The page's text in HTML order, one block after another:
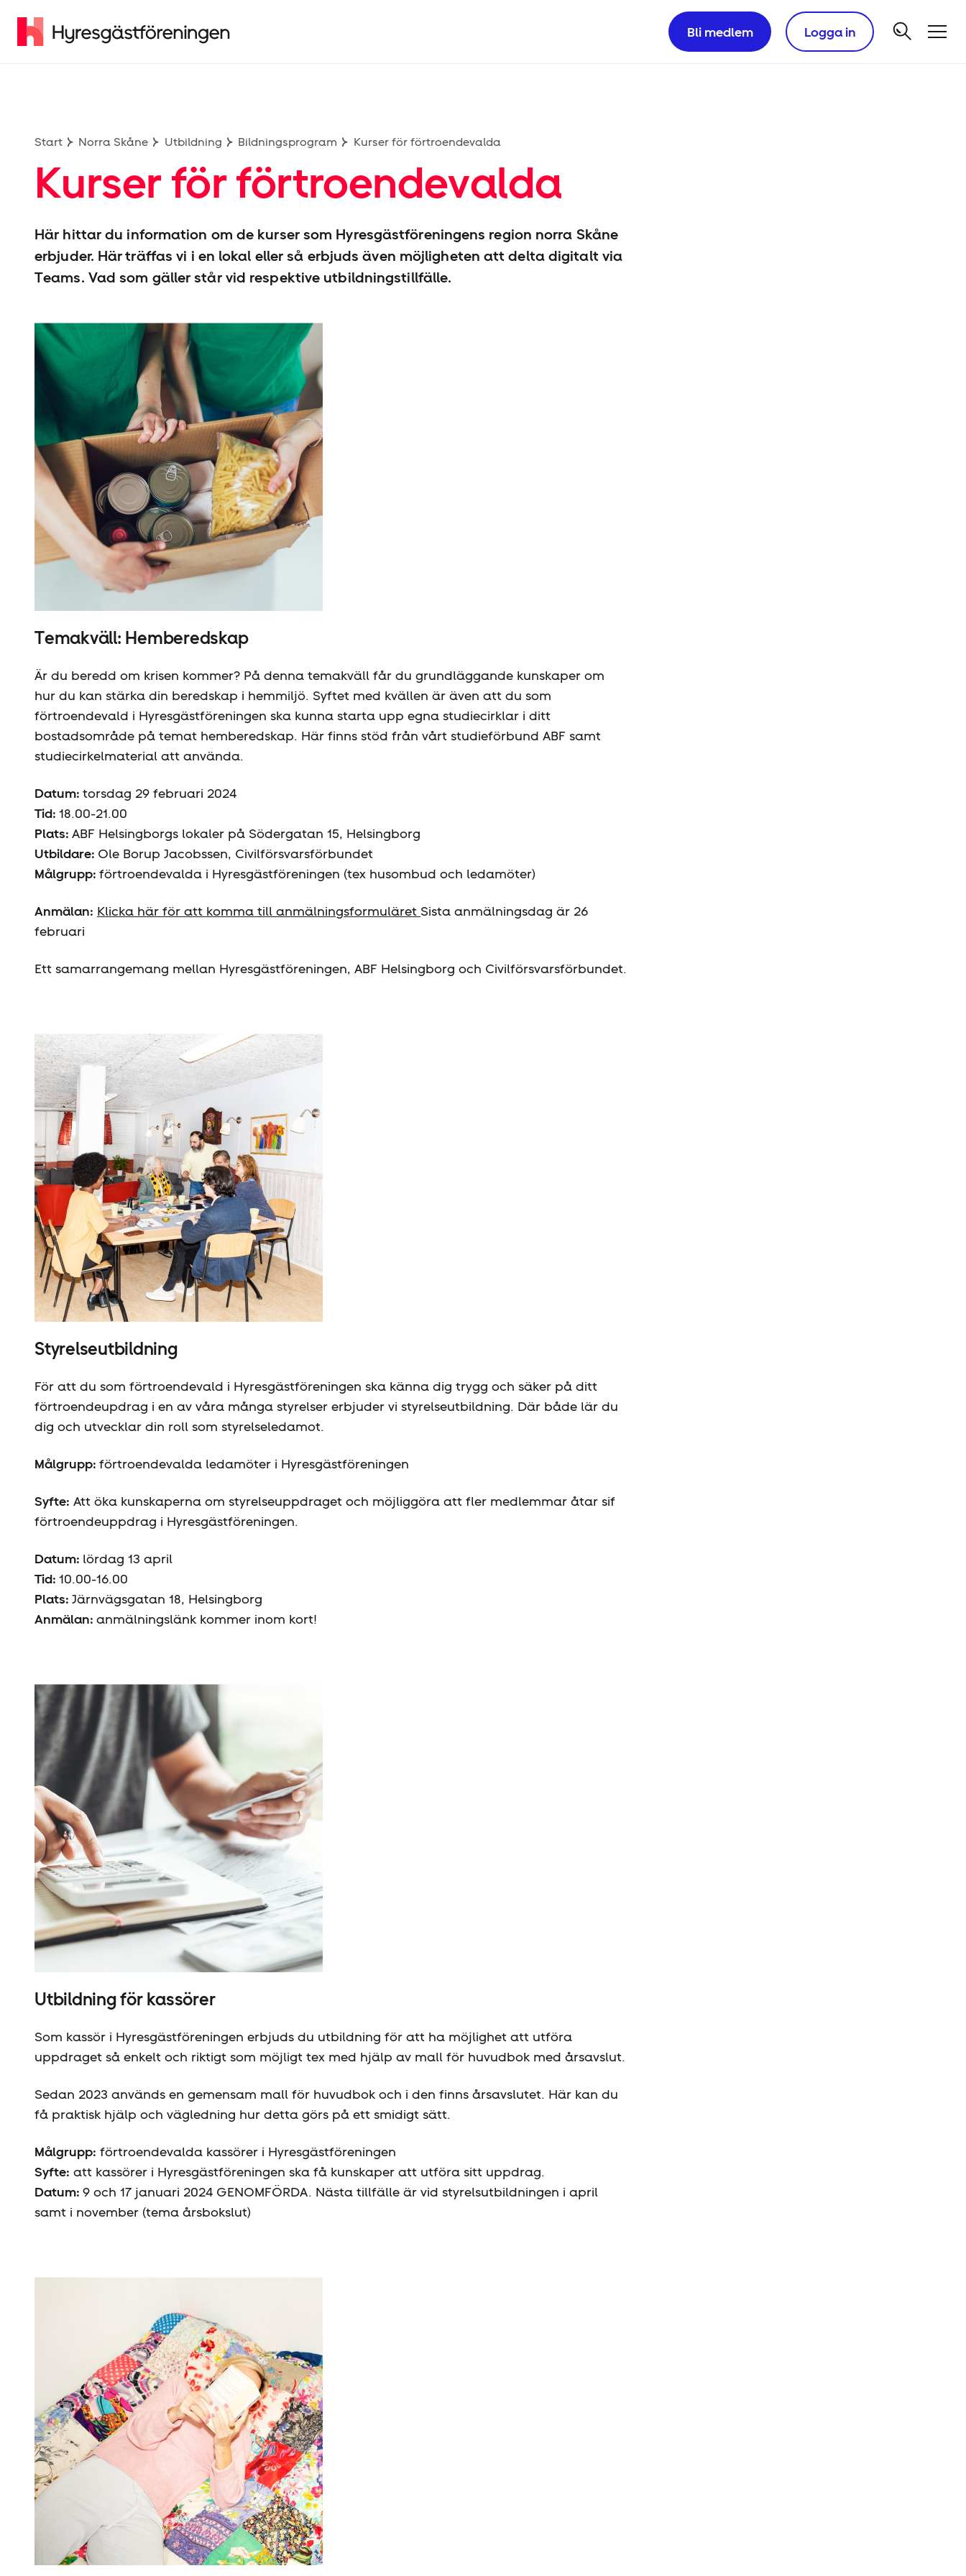
Bli medlem Logga in
Start Norra Skåne Utbildning Bildningsprogram Kurser för förtroendevalda
Kurser för förtroendevalda
Här hittar du information om de kurser som Hyresgäst­föreningens region norra Skåne
erbjuder. Här träffas vi i en lokal eller så erbjuds även möjligheten att delta digitalt via
Teams. Vad som gäller står vid respektive utbildningstillfälle.
Temakväll: Hemberedskap
Är du beredd om krisen kommer? På denna temakväll får du grundläggande kunskaper om
hur du kan stärka din beredskap i hemmiljö. Syftet med kvällen är även att du som
förtroendevald i Hyresgäst­föreningen ska kunna starta upp egna studiecirklar i ditt
bostadsområde på temat hemberedskap. Här finns stöd från vårt studieförbund ABF samt
studiecirkelmaterial att använda.
Datum: torsdag 29 februari 2024
Tid: 18.00-21.00
Plats: ABF Helsingborgs lokaler på Södergatan 15, Helsingborg
Utbildare: Ole Borup Jacobssen, Civilförsvarsförbundet
Målgrupp: förtroendevalda i Hyresgäst­föreningen (tex husombud och ledamöter)
Anmälan: Klicka här för att komma till anmälningsformuläret Sista anmälningsdag är 26
februari
Ett samarrangemang mellan Hyresgäst­föreningen, ABF Helsingborg och Civilförsvarsförbundet.
Styrelseutbildning
För att du som förtroendevald i Hyresgäst­föreningen ska känna dig trygg och säker på ditt
förtroendeupdrag i en av våra många styrelser erbjuder vi styrelseutbildning. Där både lär du
dig och utvecklar din roll som styrelseledamot.
Målgrupp: förtroendevalda ledamöter i Hyresgäst­föreningen
Syfte: Att öka kunskaperna om styrelseuppdraget och möjliggöra att fler medlemmar åtar sif
förtroendeuppdrag i Hyresgäst­föreningen.
Datum: lördag 13 april
Tid: 10.00-16.00
Plats: Järnvägsgatan 18, Helsingborg
Anmälan: anmälningslänk kommer inom kort!
Utbildning för kassörer
Som kassör i Hyresgäst­föreningen erbjuds du utbildning för att ha möjlighet att utföra
uppdraget så enkelt och riktigt som möjligt tex med hjälp av mall för huvudbok med årsavslut.
Sedan 2023 används en gemensam mall för huvudbok och i den finns årsavslutet. Här kan du
få praktisk hjälp och vägledning hur detta görs på ett smidigt sätt.
Målgrupp: förtroendevalda kassörer i Hyresgäst­föreningen
Syfte: att kassörer i Hyresgäst­föreningen ska få kunskaper att utföra sitt uppdrag.
Datum: 9 och 17 januari 2024 GENOMFÖRDA. Nästa tillfälle är vid styrelsutbildningen i april
samt i november (tema årsbokslut)